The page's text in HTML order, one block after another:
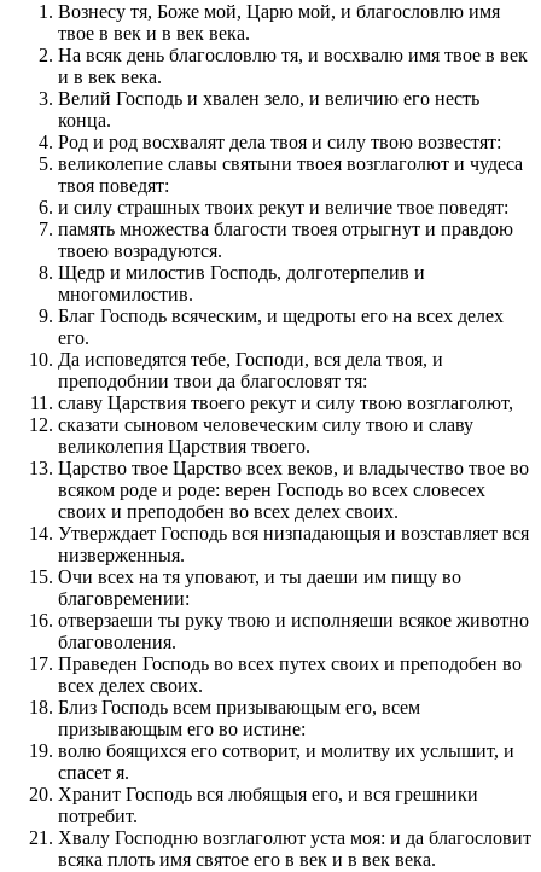
Вознесу тя, Боже мой, Царю мой, и благословлю имя
твое в век и в век века.
На всяк день благословлю тя, и восхвалю имя твое в век
и в век века.
Велий Господь и хвален зело, и величию его несть
конца.
Род и род восхвалят дела твоя и силу твою возвестят:
великолепие славы святыни твоея возглаголют и чудеса
твоя поведят:
и силу страшных твоих рекут и величие твое поведят:
память множества благости твоея отрыгнут и правдою
твоею возрадуются.
Щедр и милостив Господь, долготерпелив и
многомилостив.
Благ Господь всяческим, и щедроты его на всех делех
его.
Да исповедятся тебе, Господи, вся дела твоя, и
преподобнии твои да благословят тя:
славу Царствия твоего рекут и силу твою возглаголют,
сказати сыновом человеческим силу твою и славу
великолепия Царствия твоего.
Царство твое Царство всех веков, и владычество твое во
всяком роде и роде: верен Господь во всех словесех
своих и преподобен во всех делех своих.
Утверждает Господь вся низпадающыя и возставляет вся
низверженныя.
Очи всех на тя уповают, и ты даеши им пищу во
благовремении:
отверзаеши ты руку твою и исполняеши всякое животно
благоволения.
Праведен Господь во всех путех своих и преподобен во
всех делех своих.
Близ Господь всем призывающым его, всем
призывающым его во истине:
волю боящихся его сотворит, и молитву их услышит, и
спасет я.
Хранит Господь вся любящыя его, и вся грешники
потребит.
Хвалу Господню возглаголют уста моя: и да благословит
всяка плоть имя святое его в век и в век века.